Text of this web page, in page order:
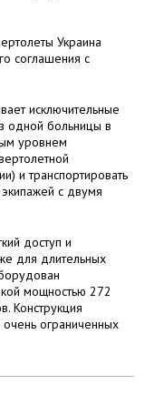
Украина
соглашения с
исключительные
одной больницы в
уровнем
и транспортировать
с двумя
доступ и
для длительных
мощностью 272
Конструкция
ограниченных